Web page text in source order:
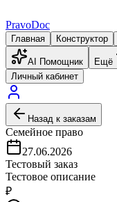
PravoDoc
Главная Конструктор
AI Помощник Ещё
Личный кабинет
Назад к заказам
Семейное право
27.06.2026
Тестовый заказ
Тестовое описание
₽